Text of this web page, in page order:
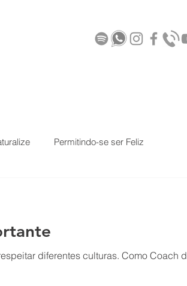
Permitindo-se ser Feliz
diferentes culturas. Como Coach